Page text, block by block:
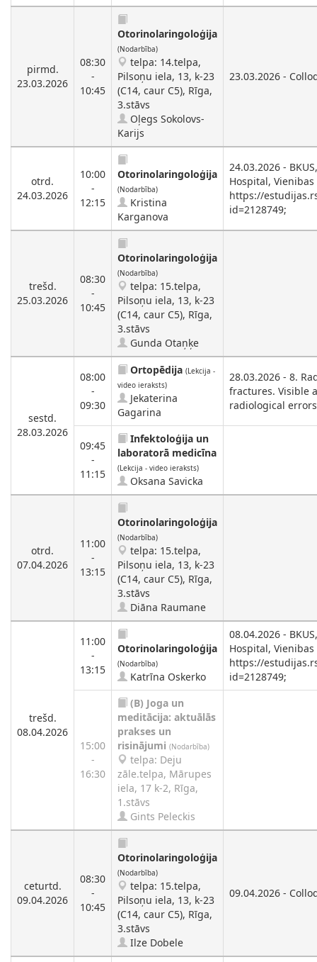
pirmd.
23.03.2026
08:30
-
10:45
Otorinolaringoloģija
(Nodarbība)
telpa: 14.telpa,
Pilsoņu iela, 13, k-23
(C14, caur C5), Rīga,
3.stāvs
Oļegs Sokolovs-
Karijs
23.03.2026 -
otrd.
24.03.2026
10:00
-
12:15
Otorinolaringoloģija
(Nodarbība)
Kristina
Karganova
24.03.2026 -
Hospital,
https://
id=2128749;
trešd.
25.03.2026
08:30
-
10:45
Otorinolaringoloģija
(Nodarbība)
telpa: 15.telpa,
Pilsoņu iela, 13, k-23
(C14, caur C5), Rīga,
3.stāvs
Gunda Otaņķe
sestd.
28.03.2026
08:00
-
09:30
Ortopēdija (Lekcija -
video ieraksts)
Jekaterina
Gagarina
28.03.2026 - 8.
fractures. Visible
radiological
09:45
-
11:15
Infektoloģija un
laboratorā medicīna
(Lekcija - video ieraksts)
Oksana Savicka
otrd.
07.04.2026
11:00
-
13:15
Otorinolaringoloģija
(Nodarbība)
telpa: 15.telpa,
Pilsoņu iela, 13, k-23
(C14, caur C5), Rīga,
3.stāvs
Diāna Raumane
trešd.
08.04.2026
11:00
-
13:15
Otorinolaringoloģija
(Nodarbība)
Katrīna Oskerko
08.04.2026 -
Hospital,
https://
id=2128749;
15:00
-
16:30
(B) Joga un
meditācija: aktuālās
prakses un
risinājumi (Nodarbība)
telpa: Deju
zāle.telpa, Mārupes
iela, 17 k-2, Rīga,
1.stāvs
Gints Peleckis
ceturtd.
09.04.2026
08:30
-
10:45
Otorinolaringoloģija
(Nodarbība)
telpa: 15.telpa,
Pilsoņu iela, 13, k-23
(C14, caur C5), Rīga,
3.stāvs
Ilze Dobele
09.04.2026 -